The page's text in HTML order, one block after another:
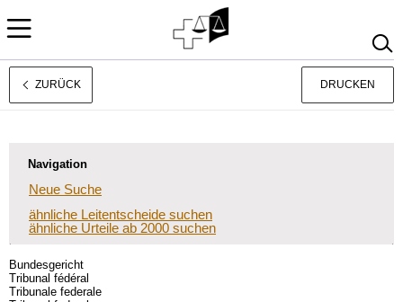
Français
ZURÜCK DRUCKEN
Navigation
Neue Suche
ähnliche Leitentscheide suchen
ähnliche Urteile ab 2000 suchen
Bundesgericht
Tribunal fédéral
Tribunale federale